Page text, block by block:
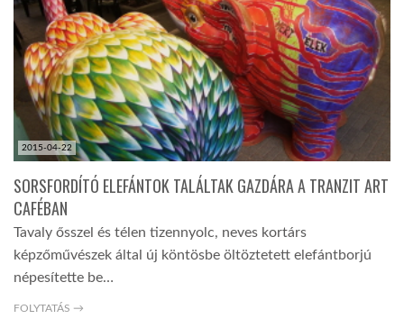
2015-04-22
SORSFORDÍTÓ ELEFÁNTOK TALÁLTAK GAZDÁRA A TRANZIT ART
CAFÉBAN
Tavaly ősszel és télen tizennyolc, neves kortárs
képzőművészek által új köntösbe öltöztetett elefántborjú
népesítette be…
FOLYTATÁS →